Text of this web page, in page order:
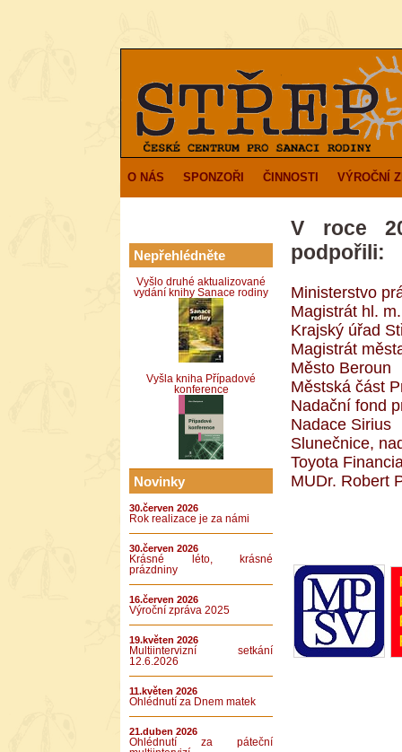
O NÁS SPONZOŘI ČINNOSTI VÝROČNÍ
Nepřehlédněte
Vyšlo druhé aktualizované
vydání knihy Sanace rodiny
Vyšla kniha Případové
konference
Novinky
30.červen 2026
Rok realizace je za námi
30.červen 2026
Krásné léto, krásné
prázdniny
16.červen 2026
Výroční zpráva 2025
19.květen 2026
Multiintervizní setkání
12.6.2026
11.květen 2026
Ohlédnutí za Dnem matek
21.duben 2026
Ohlédnutí za páteční
V roce
podpořili:
Ministerstvo
Magistrát hl.
Krajský úřad
Magistrát
Město Beroun
Městská část
Nadační fond
Nadace Sirius
Slunečnice,
Toyota
MUDr. Robert